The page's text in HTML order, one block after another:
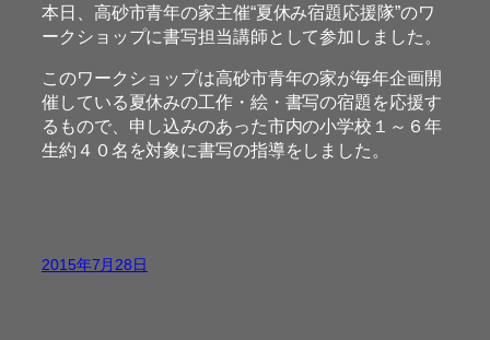
本日、高砂市青年の家主催“夏休み宿題応援隊”のワ
ークショップに書写担当講師として参加しました。
このワークショップは高砂市青年の家が毎年企画開
催している夏休みの工作・絵・書写の宿題を応援す
るもので、申し込みのあった市内の小学校１～６年
生約４０名を対象に書写の指導をしました。
2015年7月28日